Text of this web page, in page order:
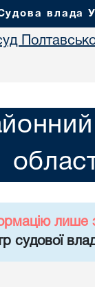
влада
лише
судової